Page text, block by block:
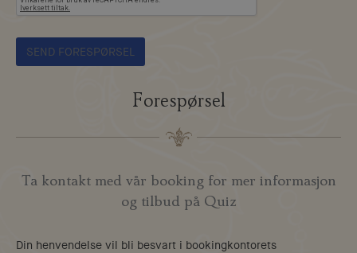
Forespørsel
Ta kontakt med vår booking for mer informasjon
og tilbud på Quiz
Din henvendelse vil bli besvart i bookingkontorets